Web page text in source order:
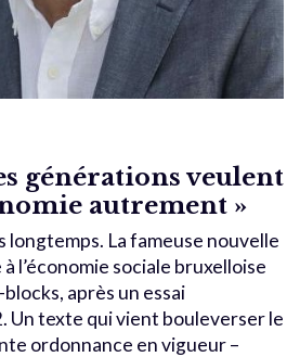
générations veulent
autrement »
longtemps. La fameuse nouvelle
l’économie sociale bruxelloise
après un essai
Un texte qui vient bouleverser le
ordonnance en vigueur –